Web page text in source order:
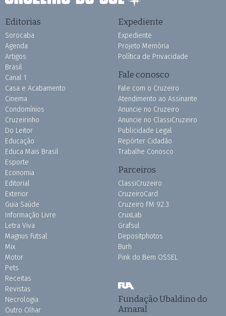
Editorias
Sorocaba
Agenda
Artigos
Brasil
Canal 1
Casa e Acabamento
Cinema
Condomínios
Cruzeirinho
Do Leitor
Educação
Educa Mais Brasil
Esporte
Economia
Editorial
Exterior
Guia Saúde
Informação Livre
Letra Viva
Magnus Futsal
Mix
Motor
Pets
Receitas
Revistas
Necrologia
Outro Olhar
Expediente
Expediente
Projeto Memória
Política de Privacidade
Fale conosco
Fale com o Cruzeiro
Atendimento ao Assinante
Anuncie no Cruzeiro
Anuncie no ClassiCruzeiro
Publicidade Legal
Repórter Cidadão
Trabalhe Conosco
Parceiros
ClassiCruzeiro
CruzeiroCard
Cruzeiro FM 92.3
CruxLab
Grafsul
Depositphotos
Burh
Pink do Bem OSSEL
Fundação Ubaldino do
Amaral